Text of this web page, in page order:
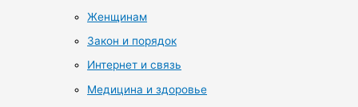
Женщинам
Закон и порядок
Интернет и связь
Медицина и здоровье